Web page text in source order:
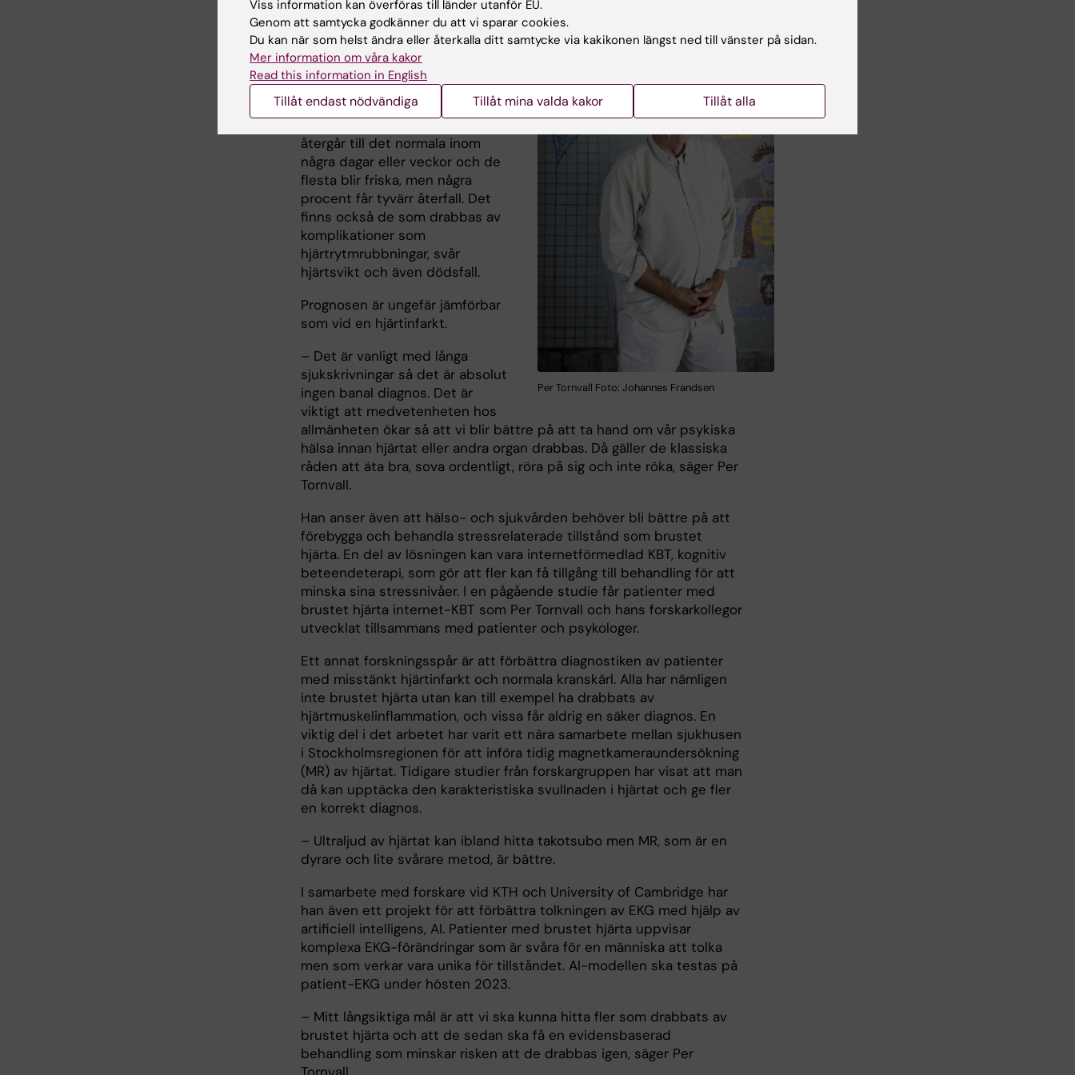
Per Tornvall Foto: Johannes Frandsen
Man vet inte heller hur
tillståndet bör behandlas på
bästa sätt, men ofta används
samma läkemedel som vid
hjärtsvikt, berättar Per Tornvall.
– Det vanliga är att hjärtat
återgår till det normala inom
några dagar eller veckor och de
flesta blir friska, men några
procent får tyvärr återfall. Det
finns också de som drabbas av
komplikationer som
hjärtrytmrubbningar, svår
hjärtsvikt och även dödsfall.
Prognosen är ungefär jämförbar
som vid en hjärtinfarkt.
– Det är vanligt med långa
sjukskrivningar så det är absolut
ingen banal diagnos. Det är
viktigt att medvetenheten hos
allmänheten ökar så att vi blir bättre på att ta hand om vår psykiska
hälsa innan hjärtat eller andra organ drabbas. Då gäller de klassiska
råden att äta bra, sova ordentligt, röra på sig och inte röka, säger Per
Tornvall.
Han anser även att hälso- och sjukvården behöver bli bättre på att
förebygga och behandla stressrelaterade tillstånd som brustet
hjärta. En del av lösningen kan vara internetförmedlad KBT, kognitiv
beteendeterapi, som gör att fler kan få tillgång till behandling för att
minska sina stressnivåer. I en pågående studie får patienter med
brustet hjärta internet-KBT som Per Tornvall och hans forskarkollegor
utvecklat tillsammans med patienter och psykologer.
Ett annat forskningsspår är att förbättra diagnostiken av patienter
med misstänkt hjärtinfarkt och normala kranskärl. Alla har nämligen
inte brustet hjärta utan kan till exempel ha drabbats av
hjärtmuskelinflammation, och vissa får aldrig en säker diagnos. En
viktig del i det arbetet har varit ett nära samarbete mellan sjukhusen
i Stockholmsregionen för att införa tidig magnetkameraundersökning
(MR) av hjärtat. Tidigare studier från forskargruppen har visat att man
då kan upptäcka den karakteristiska svullnaden i hjärtat och ge fler
en korrekt diagnos.
– Ultraljud av hjärtat kan ibland hitta takotsubo men MR, som är en
dyrare och lite svårare metod, är bättre.
I samarbete med forskare vid KTH och University of Cambridge har
han även ett projekt för att förbättra tolkningen av EKG med hjälp av
artificiell intelligens, AI. Patienter med brustet hjärta uppvisar
komplexa EKG-förändringar som är svåra för en människa att tolka
men som verkar vara unika för tillståndet. AI-modellen ska testas på
patient-EKG under hösten 2023.
– Mitt långsiktiga mål är att vi ska kunna hitta fler som drabbats av
brustet hjärta och att de sedan ska få en evidensbaserad
behandling som minskar risken att de drabbas igen, säger Per
Tornvall.
Viss information kan överföras till länder utanför EU.
Genom att samtycka godkänner du att vi sparar cookies.
Du kan när som helst ändra eller återkalla ditt samtycke via kakikonen längst ned till vänster på sidan.
Mer information om våra kakor
Read this information in English
Tillåt endast nödvändiga Tillåt mina valda kakor Tillåt alla